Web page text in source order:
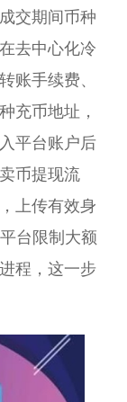
交期间币种
去中心化冷
账手续费、
充币地址，
平台账户后
币提现流
上传有效身
台限制大额
程，这一步